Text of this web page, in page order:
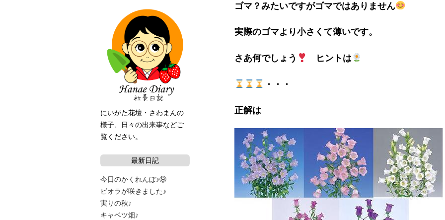
ゴマ？みたいですがゴマではありません
実際のゴマより小さくて薄いです。
さあ何でしょう ヒントは
・・・
正解は
にいがた花壇・さわまんの
様子、日々の出来事などご
覧ください。
最新日記
今日のかくれんぼ♪⑨
ビオラが咲きました♪
実りの秋♪
キャベツ畑♪